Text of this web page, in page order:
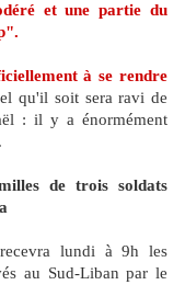
et une partie du
à se rendre
qu'il soit sera ravi de
: il y a énormément
de trois soldats
lundi à 9h les
au Sud-Liban par le